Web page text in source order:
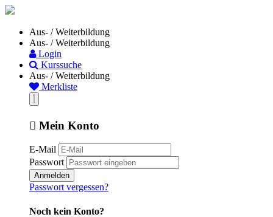
Aus- / Weiterbildung
Aus- / Weiterbildung
Login
Kurssuche
Aus- / Weiterbildung
Merkliste
Mein Konto
E-Mail
Passwort
Anmelden
Passwort vergessen?
Noch kein Konto?